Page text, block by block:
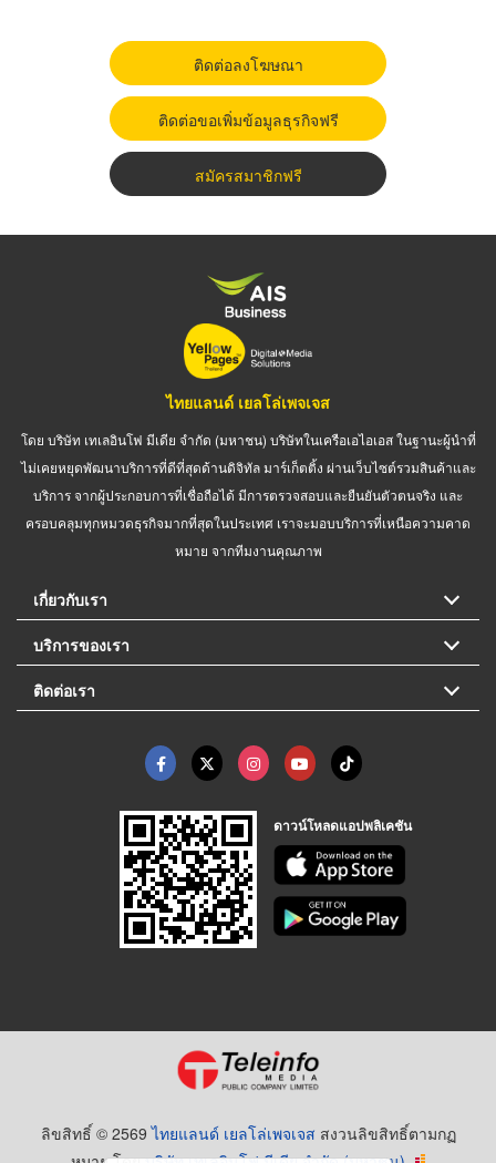
ติดต่อลงโฆษณา
ติดต่อขอเพิ่มข้อมูลธุรกิจฟรี
สมัครสมาชิกฟรี
ไทยแลนด์ เยลโล่เพจเจส
โดย บริษัท เทเลอินโฟ มีเดีย จำกัด (มหาชน) บริษัทในเครือเอไอเอส ในฐานะผู้นำที่
ไม่เคยหยุดพัฒนาบริการที่ดีที่สุดด้านดิจิทัล มาร์เก็ตติ้ง ผ่านเว็บไซต์รวมสินค้าและ
บริการ จากผู้ประกอบการที่เชื่อถือได้ มีการตรวจสอบและยืนยันตัวตนจริง และ
ครอบคลุมทุกหมวดธุรกิจมากที่สุดในประเทศ เราจะมอบบริการที่เหนือความคาด
หมาย จากทีมงานคุณภาพ
เกี่ยวกับเรา
บริการของเรา
ติดต่อเรา
ดาวน์โหลดแอปพลิเคชัน
ลิขสิทธิ์ © 2569ไทยแลนด์ เยลโล่เพจเจส สงวนลิขสิทธิ์ตามกฏ